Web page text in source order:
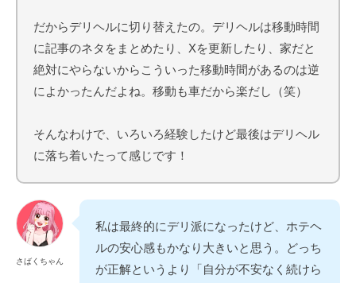
だからデリヘルに切り替えたの。デリヘルは移動時間
に記事のネタをまとめたり、Xを更新したり、家だと
絶対にやらないからこういった移動時間があるのは逆
によかったんだよね。移動も車だから楽だし（笑）
そんなわけで、いろいろ経験したけど最後はデリヘル
に落ち着いたって感じです！
さばくちゃん
私は最終的にデリ派になったけど、ホテヘ
ルの安心感もかなり大きいと思う。どっち
が正解というより「自分が不安なく続けら